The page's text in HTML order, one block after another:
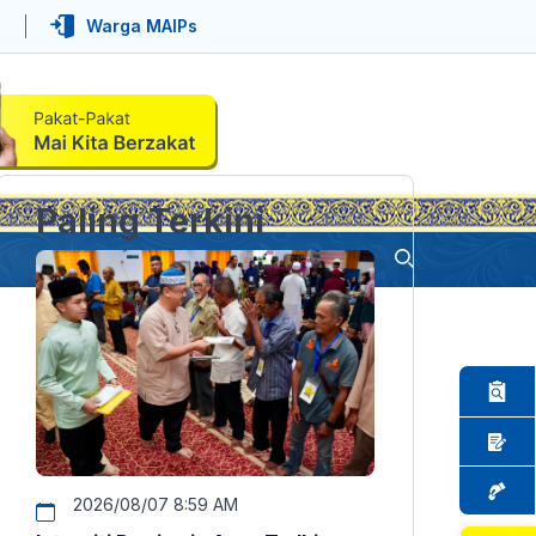
Warga MAIPs
Paling Terkini
2026/08/07 8:59 AM